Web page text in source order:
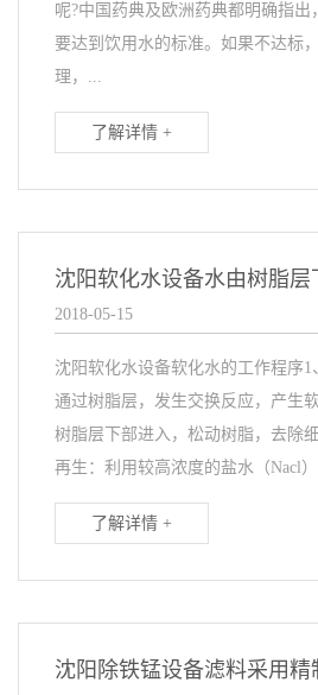
呢?中国药典及欧洲药典都明确指出
要达到饮用水的标准。如果不达标
理，...
了解详情 +
沈阳软化水设备水由树脂层
2018-05-15
沈阳软化水设备软化水的工作程序
通过树脂层，发生交换反应，产生
树脂层下部进入，松动树脂，去除
再生：利用较高浓度的盐水（Nacl
了解详情 +
沈阳除铁锰设备滤料采用精